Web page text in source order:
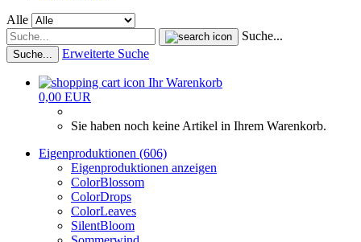
Alle
Suche...
Suche... Erweiterte Suche
Ihr Warenkorb
0,00 EUR
Sie haben noch keine Artikel in Ihrem Warenkorb.
Eigenproduktionen (606)
Eigenproduktionen anzeigen
ColorBlossom
ColorDrops
ColorLeaves
SilentBloom